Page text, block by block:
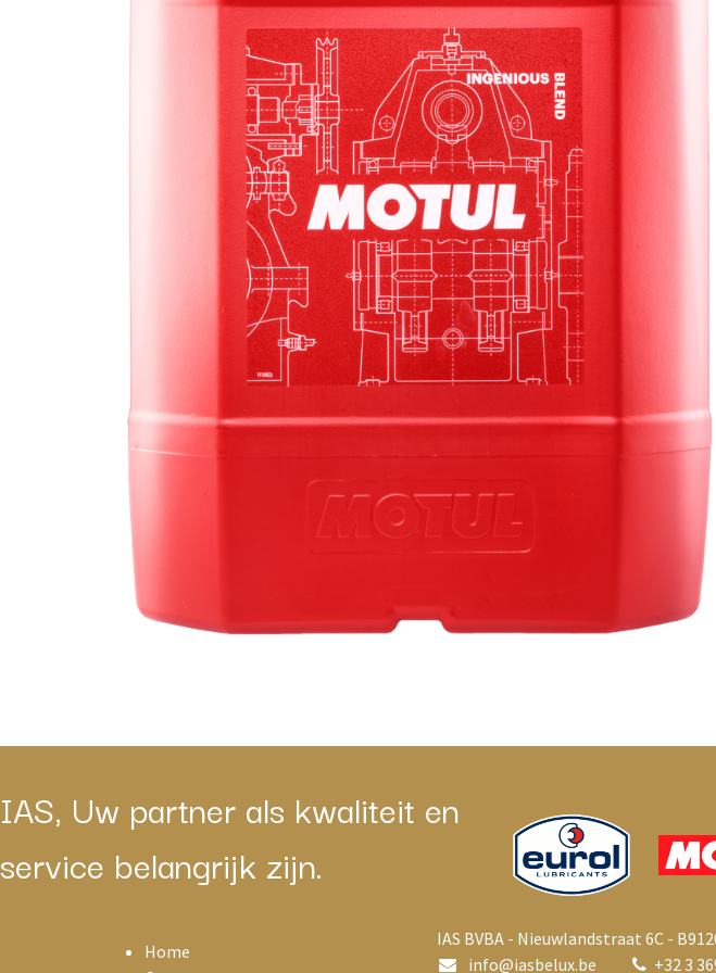
IAS, Uw partner als kwaliteit en
service belangrijk zijn.
Home
IAS BVBA - Nieuwlandstraat 6C -
info@iasbelux.be +32 3